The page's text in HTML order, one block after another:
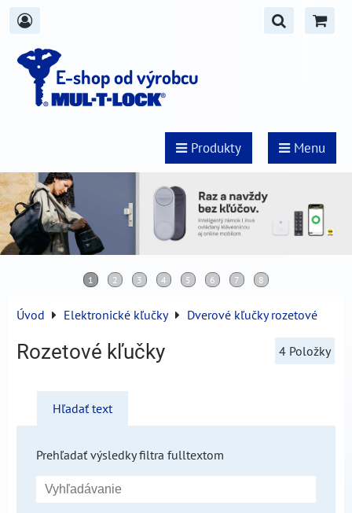
E-shop od výrobcu
Produkty Menu
Úvod Elektronické kľučky Dverové kľučky rozetové
Rozetové kľučky 4 Položky
Hľadať text
Prehľadať výsledky filtra fulltextom